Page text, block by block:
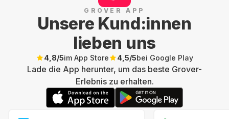
GROVER APP
Unsere Kund:innen
lieben uns
4,8/5im App Store 4,5/5bei Google Play
Lade die App herunter, um das beste Grover-
Erlebnis zu erhalten.